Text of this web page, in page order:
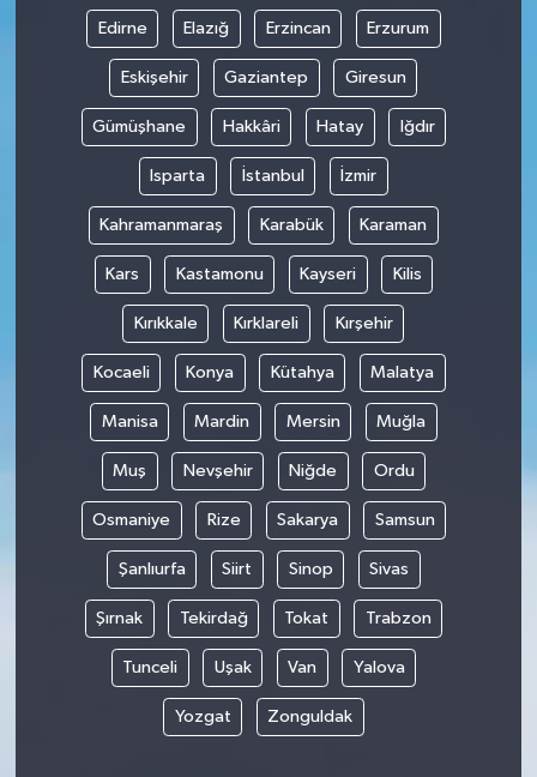
Edirne Elazığ Erzincan Erzurum
Eskişehir Gaziantep Giresun
Gümüşhane Hakkâri Hatay Iğdır
Isparta İstanbul İzmir
Kahramanmaraş Karabük Karaman
Kars Kastamonu Kayseri Kilis
Kırıkkale Kırklareli Kırşehir
Kocaeli Konya Kütahya Malatya
Manisa Mardin Mersin Muğla
Muş Nevşehir Niğde Ordu
Osmaniye Rize Sakarya Samsun
Şanlıurfa Siirt Sinop Sivas
Şırnak Tekirdağ Tokat Trabzon
Tunceli Uşak Van Yalova
Yozgat Zonguldak